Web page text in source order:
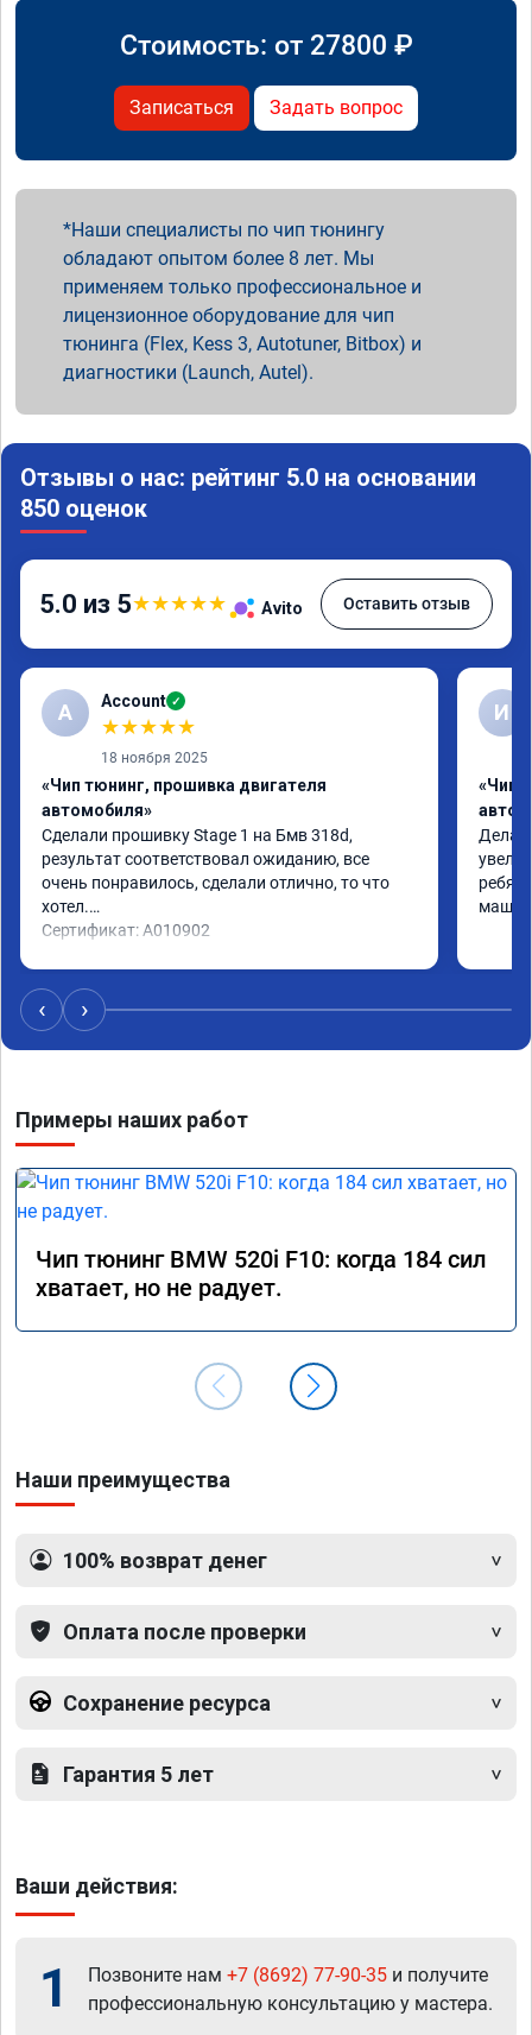
Стоимость: от 27800 ₽
Записаться Задать вопрос
Наши специалисты по чип тюнингу
обладают опытом более 8 лет. Мы
применяем только профессиональное и
лицензионное оборудование для чип
тюнинга (Flex, Kess 3, Autotuner, Bitbox) и
диагностики (Launch, Autel).
Отзывы о нас: рейтинг 5.0 на основании
850 оценок
5.0 из 5★★★★★ Avito Оставить отзыв
A Account ✓
★★★★★
18 ноября 2025
«Чип тюнинг, прошивка двигателя
автомобиля»
Сделали прошивку Stage 1 на Бмв 318d,
результат соответствовал ожиданию, все
очень понравилось, сделали отлично, то что
хотел.
Сертификат: A010902
И
«Чип
‹ ›
Примеры наших работ
Чип тюнинг BMW 520i F10: когда 184 сил
хватает, но не радует.
Наши преимущества
100% возврат денег
Оплата после проверки
Сохранение ресурса
Гарантия 5 лет
Ваши действия:
1 Позвоните нам +7 (8692) 77-90-35 и получите
профессиональную консультацию у мастера.